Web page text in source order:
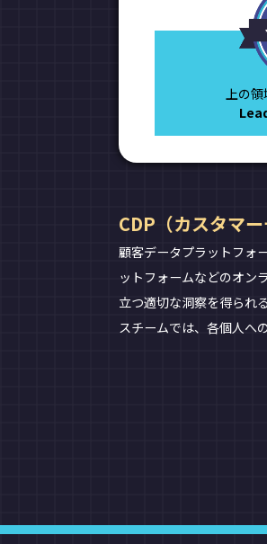
上の領
CDP（カスタマ
顧客データプラットフォ
ットフォームなどのオン
立つ適切な洞察を得られ
スチームでは、各個人へ